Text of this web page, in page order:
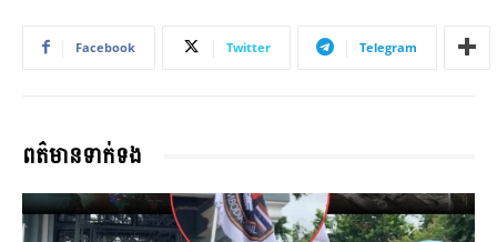
Facebook Twitter Telegram
ពត៌មានទាក់ទង